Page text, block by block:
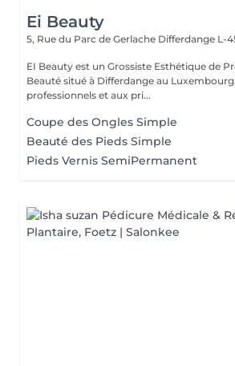
Ei Beauty
5, Rue du Parc de Gerlache Differdange L-
EI Beauty est un Grossiste Esthétique de
Beauté situé à Differdange au Luxembourg, Nous vendons aux
professionnels et aux pri...
Coupe des Ongles Simple
Beauté des Pieds Simple
Pieds Vernis SemiPermanent